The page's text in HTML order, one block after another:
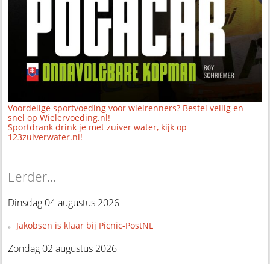
Voordelige sportvoeding voor wielrenners? Bestel veilig en
snel op Wielervoeding.nl!
Sportdrank drink je met zuiver water, kijk op
123zuiverwater.nl!
Eerder...
Dinsdag 04 augustus 2026
Jakobsen is klaar bij Picnic-PostNL
Zondag 02 augustus 2026